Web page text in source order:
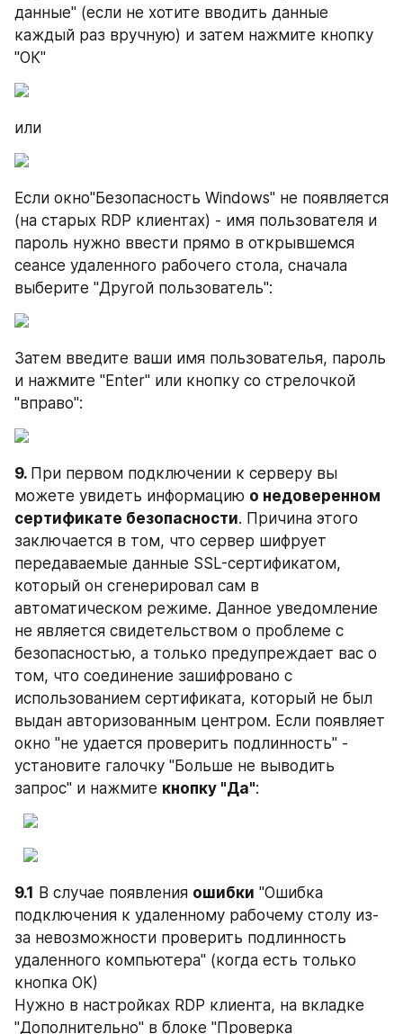
данные" (если не хотите вводить данные
каждый раз вручную) и затем нажмите кнопку
"ОК"
или
Если окно"Безопасность Windows" не появляется
(на старых RDP клиентах) - имя пользователя и
пароль нужно ввести прямо в открывшемся
сеансе удаленного рабочего стола, сначала
выберите "Другой пользователь":
Затем введите ваши имя пользователья, пароль
и нажмите "Enter" или кнопку со стрелочкой
"вправо":
9. При первом подключении к серверу вы
можете увидеть информацию о недоверенном
сертификате безопасности. Причина этого
заключается в том, что сервер шифрует
передаваемые данные SSL-сертификатом,
который он сгенерировал сам в
автоматическом режиме. Данное уведомление
не является свидетельством о проблеме с
безопасностью, а только предупреждает вас о
том, что соединение зашифровано с
использованием сертификата, который не был
выдан авторизованным центром. Если появляет
окно "не удается проверить подлинность" -
установите галочку "Больше не выводить
запрос" и нажмите кнопку "Да":
9.1 В случае появления ошибки "Ошибка
подключения к удаленному рабочему столу из-
за невозможности проверить подлинность
удаленного компьютера" (когда есть только
кнопка ОК)
Нужно в настройках RDP клиента, на вкладке
"Дополнительно" в блоке "Проверка